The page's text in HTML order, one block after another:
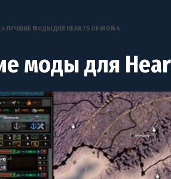
» ЛУЧШИЕ МОДЫ ДЛЯ HEARTS OF IRON 4
моды для